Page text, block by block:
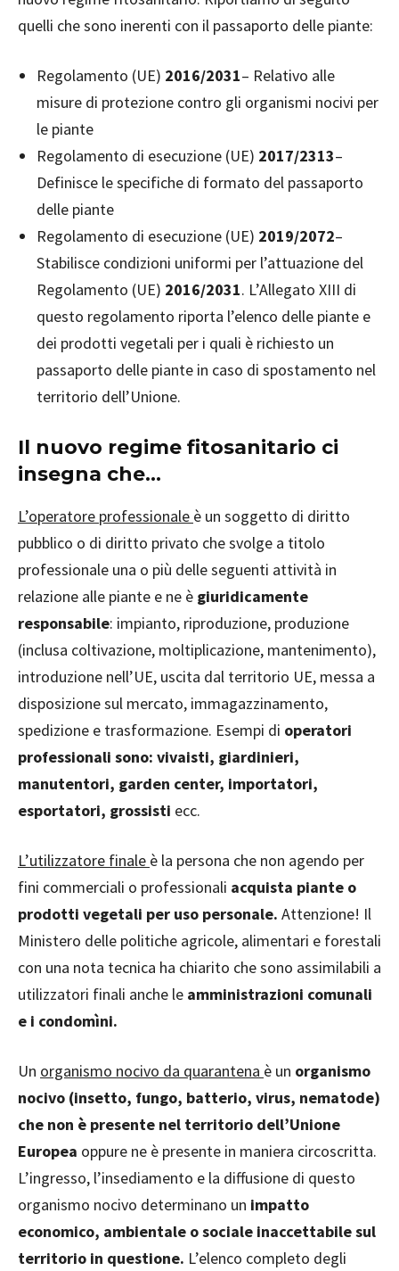
quelli che sono inerenti con il passaporto delle piante:
Regolamento (UE) 2016/2031– Relativo alle
misure di protezione contro gli organismi nocivi per
le piante
Regolamento di esecuzione (UE) 2017/2313–
Definisce le specifiche di formato del passaporto
delle piante
Regolamento di esecuzione (UE) 2019/2072–
Stabilisce condizioni uniformi per l’attuazione del
Regolamento (UE) 2016/2031. L’Allegato XIII di
questo regolamento riporta l’elenco delle piante e
dei prodotti vegetali per i quali è richiesto un
passaporto delle piante in caso di spostamento nel
territorio dell’Unione.
Il nuovo regime fitosanitario ci
insegna che…
L’operatore professionale è un soggetto di diritto
pubblico o di diritto privato che svolge a titolo
professionale una o più delle seguenti attività in
relazione alle piante e ne è giuridicamente
responsabile: impianto, riproduzione, produzione
(inclusa coltivazione, moltiplicazione, mantenimento),
introduzione nell’UE, uscita dal territorio UE, messa a
disposizione sul mercato, immagazzinamento,
spedizione e trasformazione. Esempi di operatori
professionali sono: vivaisti, giardinieri,
manutentori, garden center, importatori,
esportatori, grossisti ecc.
L’utilizzatore finale è la persona che non agendo per
fini commerciali o professionali acquista piante o
prodotti vegetali per uso personale. Attenzione! Il
Ministero delle politiche agricole, alimentari e forestali
con una nota tecnica ha chiarito che sono assimilabili a
utilizzatori finali anche le amministrazioni comunali
e i condomìni.
Un organismo nocivo da quarantena è un organismo
nocivo (insetto, fungo, batterio, virus, nematode)
che non è presente nel territorio dell’Unione
Europea oppure ne è presente in maniera circoscritta.
L’ingresso, l’insediamento e la diffusione di questo
organismo nocivo determinano un impatto
economico, ambientale o sociale inaccettabile sul
territorio in questione. L’elenco completo degli